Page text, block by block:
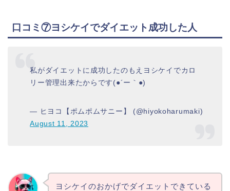
口コミ⑦ヨシケイでダイエット成功した人
私がダイエットに成功したのもえヨシケイでカロ
リー管理出来たからです(●´ー｀●)
— ヒヨコ【ポムポムサニー】 (@hiyokoharumaki)
August 11, 2023
ヨシケイのおかげでダイエットできている